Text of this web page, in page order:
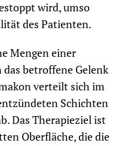
wird, umso
des Patienten.
Mengen einer
betroffene Gelenk
verteilt sich im
Schichten
Das Therapieziel ist
Oberfläche, die die